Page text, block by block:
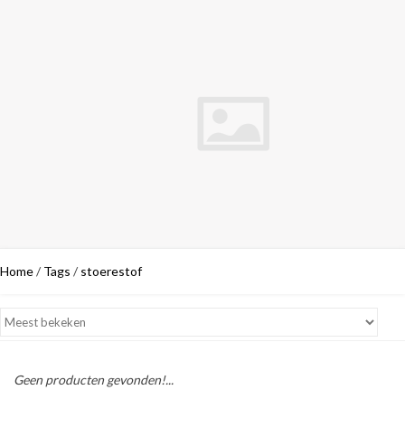
Home/ Tags / stoerestof
Geen producten gevonden!...